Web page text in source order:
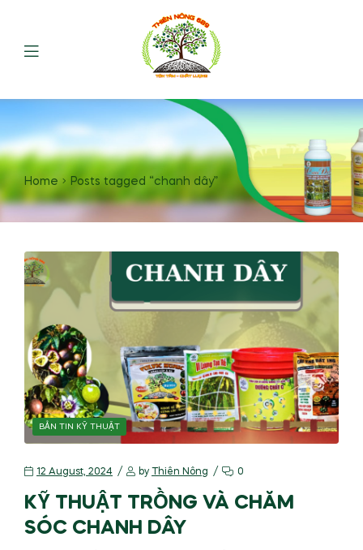
Home Posts tagged “chanh dây”
BẢN TIN KỸ THUẬT
12 August, 2024 by Thiên Nông 0
KỸ THUẬT TRỒNG VÀ CHĂM
SÓC CHANH DÂY